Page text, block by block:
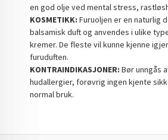
en god olje ved mental stress,
KOSMETIKK: Furuoljen er en naturlig
balsamisk duft og anvendes i ulike
kremer. De fleste vil kunne kjenne
furuduften.
KONTRAINDIKASJONER: Bør unngås
hudallergier, forøvrig ingen kjente
normal bruk.